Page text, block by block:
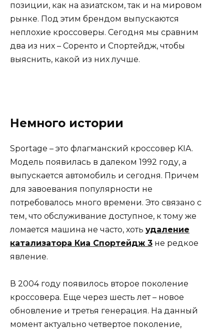
позиции, как на азиатском, так и на мировом
рынке. Под этим брендом выпускаются
неплохие кроссоверы. Сегодня мы сравним
два из них – Соренто и Спортейдж, чтобы
выяснить, какой из них лучше.
Немного истории
Sportage – это флагманский кроссовер KIA.
Модель появилась в далеком 1992 году, а
выпускается автомобиль и сегодня. Причем
для завоевания популярности не
потребовалось много времени. Это связано с
тем, что обслуживание доступное, к тому же
ломается машина не часто, хоть удаление
катализатора Киа Спортейдж 3 не редкое
явление.
В 2004 году появилось второе поколение
кроссовера. Еще через шесть лет – новое
обновление и третья генерация. На данный
момент актуально четвертое поколение,